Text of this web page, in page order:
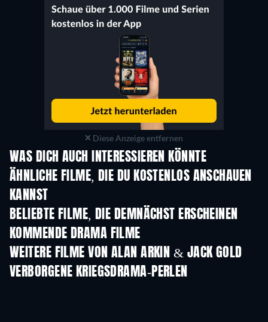
Diese Anzeige entfernen
WAS DICH AUCH INTERESSIEREN KÖNNTE
Serie
ÄHNLICHE FILME, DIE DU KOSTENLOS ANSCHAUEN
KANNST
BELIEBTE FILME, DIE DEMNÄCHST ERSCHEINEN
KOMMENDE DRAMA FILME
WEITERE FILME VON ALAN ARKIN & JACK GOLD
VERBORGENE KRIEGSDRAMA-PERLEN